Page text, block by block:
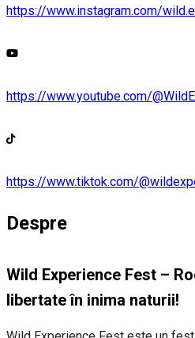
https://www.instagram.com/
https://www.youtube.com/
https://www.tiktok.com/
Despre
Wild Experience Fest –
libertate în inima naturii!